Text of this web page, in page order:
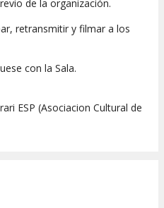
de la organización.
retransmitir y filmar a los
con la Sala.
ESP (Asociacion Cultural de